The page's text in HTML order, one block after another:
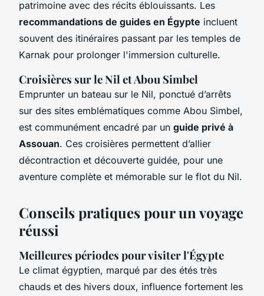
patrimoine avec des récits éblouissants. Les
recommandations de guides en Égypte incluent
souvent des itinéraires passant par les temples de
Karnak pour prolonger l'immersion culturelle.
Croisières sur le Nil et Abou Simbel
Emprunter un bateau sur le Nil, ponctué d’arrêts
sur des sites emblématiques comme Abou Simbel,
est communément encadré par un guide privé à
Assouan. Ces croisières permettent d’allier
décontraction et découverte guidée, pour une
aventure complète et mémorable sur le flot du Nil.
Conseils pratiques pour un voyage
réussi
Meilleures périodes pour visiter l'Égypte
Le climat égyptien, marqué par des étés très
chauds et des hivers doux, influence fortement les